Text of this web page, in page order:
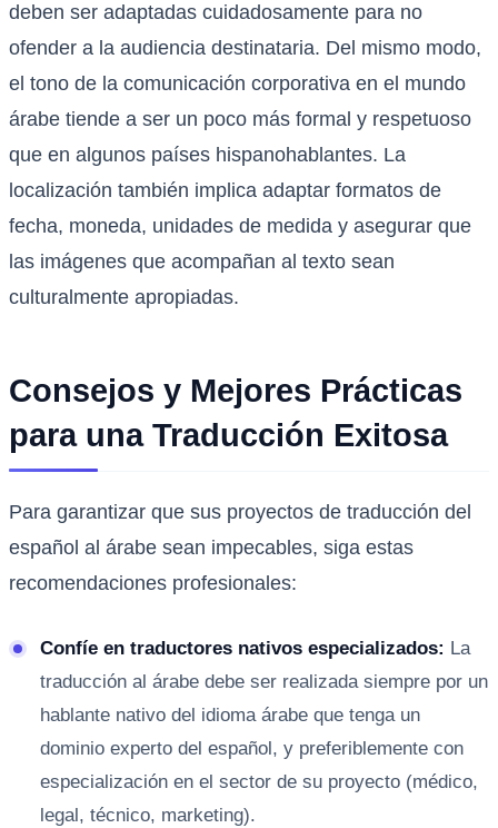
deben ser adaptadas cuidadosamente para no
ofender a la audiencia destinataria. Del mismo modo,
el tono de la comunicación corporativa en el mundo
árabe tiende a ser un poco más formal y respetuoso
que en algunos países hispanohablantes. La
localización también implica adaptar formatos de
fecha, moneda, unidades de medida y asegurar que
las imágenes que acompañan al texto sean
culturalmente apropiadas.
Consejos y Mejores Prácticas
para una Traducción Exitosa
Para garantizar que sus proyectos de traducción del
español al árabe sean impecables, siga estas
recomendaciones profesionales:
Confíe en traductores nativos especializados: La
traducción al árabe debe ser realizada siempre por un
hablante nativo del idioma árabe que tenga un
dominio experto del español, y preferiblemente con
especialización en el sector de su proyecto (médico,
legal, técnico, marketing).